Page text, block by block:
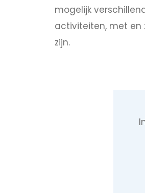
mogelijk
activiteiten, met en
zijn.